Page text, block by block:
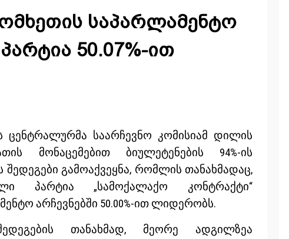
საპარლამენტო
50.07%-ით
ცენტრალურმა საარჩევნო კომისიამ დილის
მონაცემებით ბიულეტენების 94%-ის
გამოაქვეყნა, რომლის თანახმადაც,
პარტია „სამოქალაქო კონტრაქტი“
არჩევნებში 50.00%-ით ლიდერობს.
თანახმად, მეორე ადგილზეა